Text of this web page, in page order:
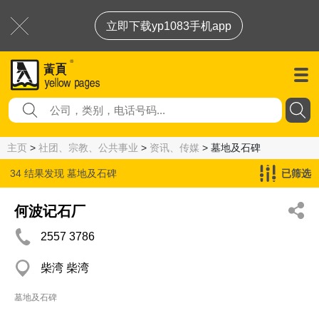
立即下载yp1083手机app
主页 > 社团、宗教、公共事业 > 资讯、传媒 > 墓地及石碑
34 结果发现 墓地及石碑 已筛选
何波记石厂
2557 3786
柴湾 柴湾
墓地及石碑